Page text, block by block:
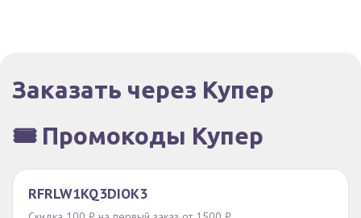
Заказать через Купер
🎟️ Промокоды Купер
RFRLW1KQ3DIOK3